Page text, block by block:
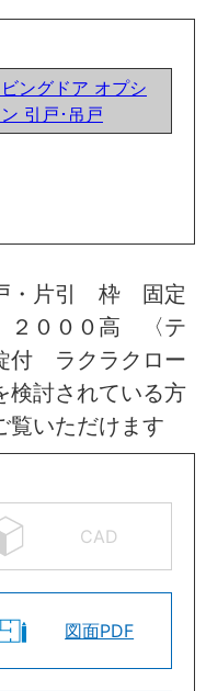
ビングドア オプシ
ン 引戸･吊戸
・片引 枠 固定
０００高 〈テ
付 ラクラクロー
討されている方
覧いただけます
CAD
図面PDF